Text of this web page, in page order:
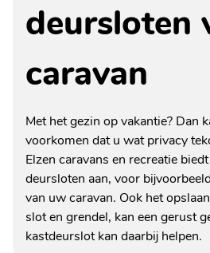
deursloten
caravan
Met het gezin op vakantie? Dan
voorkomen dat u wat privacy
Elzen caravans en recreatie
deursloten aan, voor
van uw caravan. Ook het
slot en grendel, kan een gerust
kastdeurslot kan daarbij helpen.